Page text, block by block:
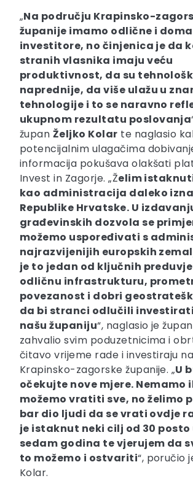
„Na području Krapinsko-
županije imamo odlične i
investitore, no činjenica je da
stranih vlasnika imaju veću
produktivnost, da su
naprednije, da više ulažu u
tehnologije i to se naravno
ukupnom rezultatu poslovanja
župan Željko Kolar te naglasio
potencijalnim ulagačima
informacija pokušava olakšati
Invest in Zagorje. „Želim
kao administracija daleko
Republike Hrvatske. U
građevinskih dozvola se
možemo uspoređivati s
najrazvijenijih europskih
je to jedan od ključnih
odličnu infrastrukturu,
povezanost i dobri
da bi stranci odlučili
našu županiju“, naglasio je
zahvalio svim poduzetnicima i
čitavo vrijeme rade i investiraju
Krapinsko-zagorske županije. „U
očekujte nove mjere. Nemamo
možemo vratiti sve, no želimo
bar dio ljudi da se vrati ovdje
je istaknut neki cilj od 30 posto
sedam godina te vjerujem da
to možemo i ostvariti“, poručio
Kolar.